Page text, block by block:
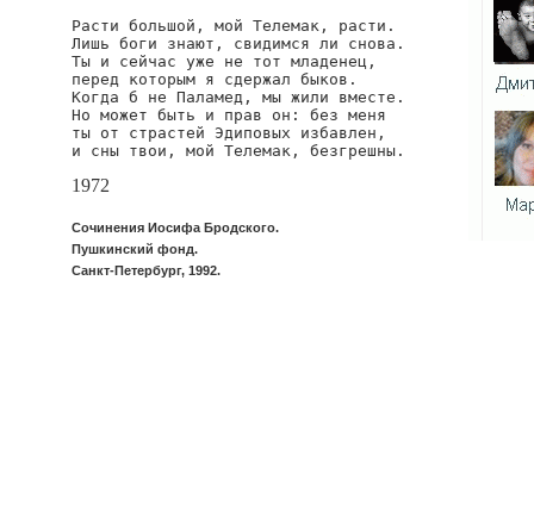
Расти большой, мой Телемак, расти.
Лишь боги знают, свидимся ли снова.
Ты и сейчас уже не тот младенец,
перед которым я сдержал быков.
Когда б не Паламед, мы жили вместе.
Но может быть и прав он: без меня
ты от страстей Эдиповых избавлен,
и сны твои, мой Телемак, безгрешны.
1972
Сочинения Иосифа Бродского.
Пушкинский фонд.
Санкт-Петербург, 1992.